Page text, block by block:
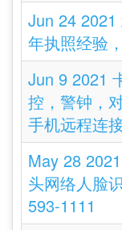
Jun 24
年执照经验
Jun 9 2021
控，警钟，
手机远程连
May 28
头网络人脸
593-1111